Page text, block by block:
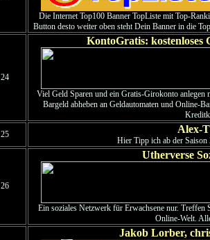
Die Internet Top100 Banner TopListe mit Top-
Button desto weiter oben steht Dein Banner in die
24
KontoGratis:
Viel Geld Sparen und ein Gratis-Girokonto
Bargeld abheben an Geldautomaten und Online-
25
Alex-
Hier Tipp ich ab der Saison
26
Utherverse
Ein soziales Netzwerk für Erwachsene nur. Treffen
Online-Welt.
Jakob Lorber,